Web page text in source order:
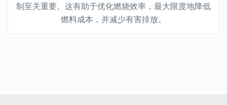
制至关重要。这有助于优化燃烧效率，最大限度地降低
燃料成本，并减少有害排放。